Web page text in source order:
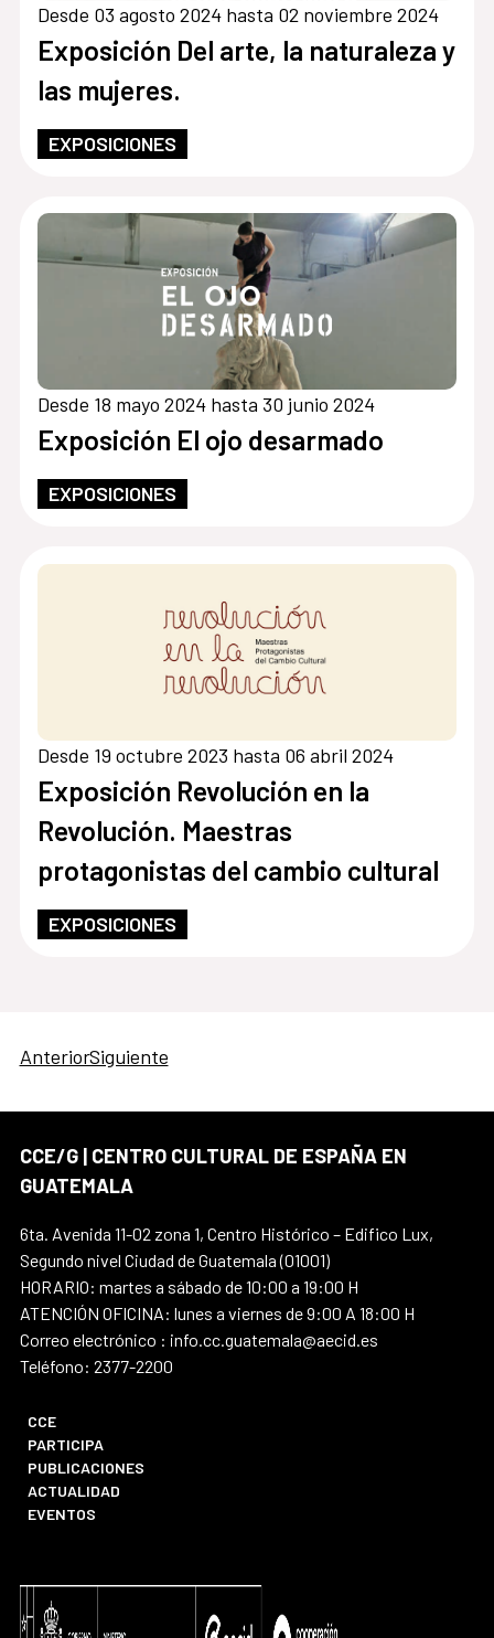
Desde 03 agosto 2024 hasta 02 noviembre 2024
Exposición Del arte, la naturaleza y
las mujeres.
EXPOSICIONES
Desde 18 mayo 2024 hasta 30 junio 2024
Exposición El ojo desarmado
EXPOSICIONES
Desde 19 octubre 2023 hasta 06 abril 2024
Exposición Revolución en la
Revolución. Maestras
protagonistas del cambio cultural
EXPOSICIONES
AnteriorSiguiente
CCE/G | CENTRO CULTURAL DE ESPAÑA EN
GUATEMALA
6ta. Avenida 11-02 zona 1, Centro Histórico – Edifico Lux,
Segundo nivel Ciudad de Guatemala (01001)
HORARIO: martes a sábado de 10:00 a 19:00 H
ATENCIÓN OFICINA: lunes a viernes de 9:00 A 18:00 H
Correo electrónico : info.cc.guatemala@aecid.es
Teléfono: 2377-2200
CCE
PARTICIPA
PUBLICACIONES
ACTUALIDAD
EVENTOS